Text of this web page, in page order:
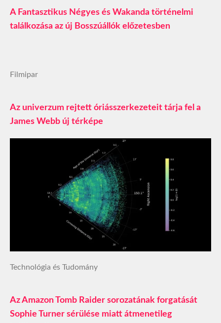
A Fantasztikus Négyes és Wakanda történelmi
találkozása az új Bosszúállók előzetesben
Filmipar
Az univerzum rejtett óriásszerkezeteit tárja fel a
James Webb új térképe
Technológia és Tudomány
Az Amazon Tomb Raider sorozatának forgatását
Sophie Turner sérülése miatt átmenetileg